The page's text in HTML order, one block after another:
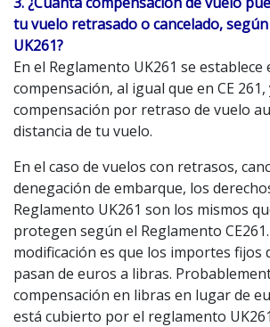
tu vuelo retrasado o cancelado,
UK261?
En el Reglamento UK261 se establece
compensación, al igual que en CE
compensación por retraso de vuelo
distancia de tu vuelo.
En el caso de vuelos con retrasos,
denegación de embarque, los
Reglamento UK261 son los mismos
protegen según el Reglamento
modificación es que los importes fijos
pasan de euros a libras.
compensación en libras en lugar de
está cubierto por el reglamento